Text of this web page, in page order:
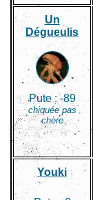
Un
Dégueulis
Pute :-89
chiquée pas
chère
Youki